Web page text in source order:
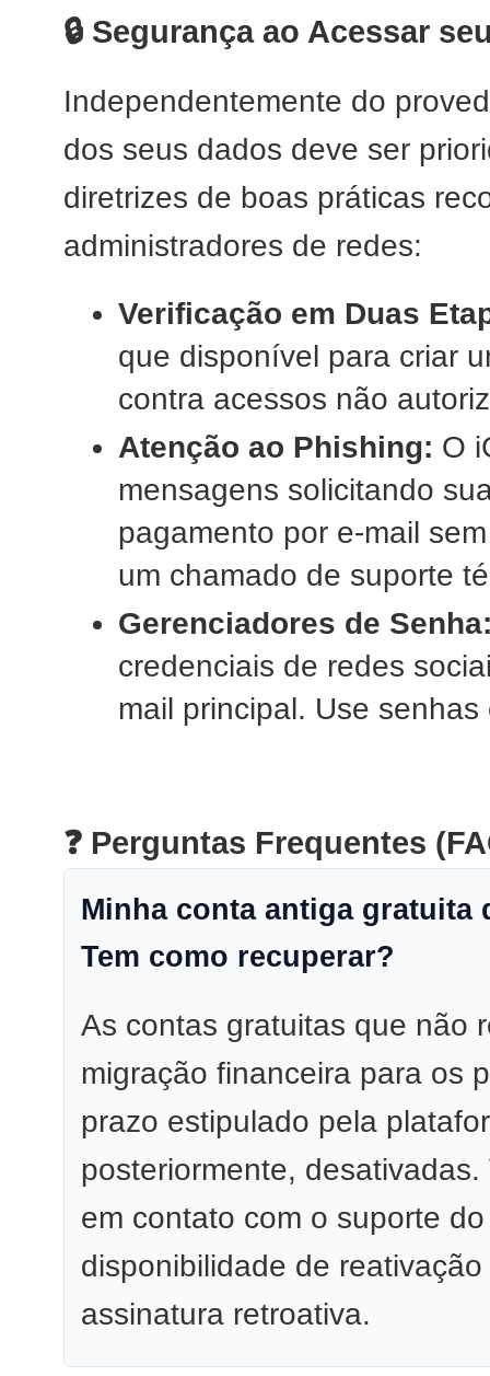
🔒 Segurança ao Acessar
Independentemente do
dos seus dados deve ser
diretrizes de boas práticas
administradores de redes:
Verificação em Duas
que disponível para criar
contra acessos não
Atenção ao Phishing: O
mensagens solicitando
pagamento por e-mail
um chamado de suporte
Gerenciadores de
credenciais de redes
mail principal. Use
❓ Perguntas Frequentes
Minha conta antiga gratuita
Tem como recuperar?
As contas gratuitas que não
migração financeira para os
prazo estipulado pela
posteriormente,
em contato com o suporte
disponibilidade de
assinatura retroativa.